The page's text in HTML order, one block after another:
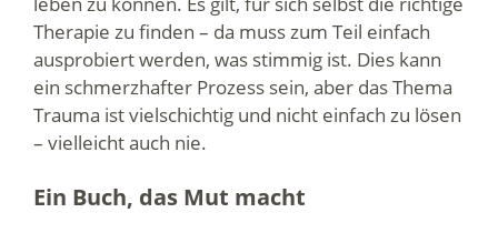
Therapie zu finden – da muss zum Teil einfach
ausprobiert werden, was stimmig ist. Dies kann
ein schmerzhafter Prozess sein, aber das Thema
Trauma ist vielschichtig und nicht einfach zu lösen
– vielleicht auch nie.
Ein Buch, das Mut macht